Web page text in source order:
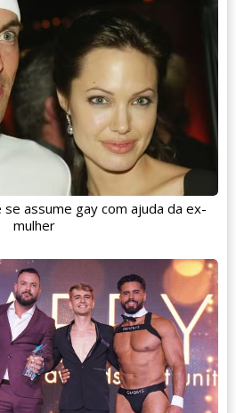
se assume gay com ajuda da ex-
mulher